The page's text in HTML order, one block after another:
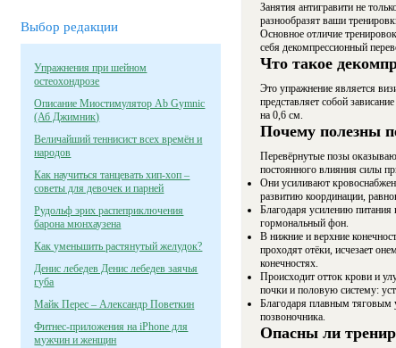
Выбор редакции
Упражнения при шейном
остеохондрозе
Описание Миостимулятор Ab Gymnic
(Аб Джимник)
Величайший теннисист всех времён и
народов
Как научиться танцевать хип-хоп –
советы для девочек и парней
Рудольф эрих распеприключения
барона мюнхаузена
Как уменьшить растянутый желудок?
Денис лебедев Денис лебедев заячья
губа
Майк Перес – Александр Поветкин
Фитнес-приложения на iPhone для
мужчин и женщин
Занятия антигравити не
разнообразят ваши
Основное отличие
себя декомпрессионный
Что такое
Это упражнение является
представляет собой
на 0,6 см.
Почему полезны
Перевёрнутые позы
постоянного влияния силы
Они усиливают
развитию координации,
Благодаря усилению
гормональный фон.
В нижние и верхние
проходят отёки, исчезает
конечностях.
Происходит отток крови и
почки и половую систему:
Благодаря плавным тяговым
позвоночника.
Опасны ли